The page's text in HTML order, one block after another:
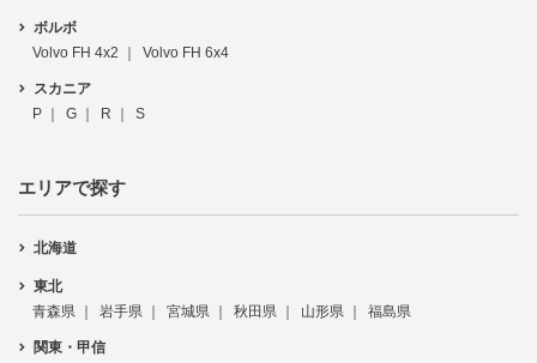
ボルボ
Volvo FH 4x2
Volvo FH 6x4
スカニア
P
G R S
エリアで探す
北海道
東北
青森県
岩手県 宮城県 秋田県 山形県 福島県
関東・甲信